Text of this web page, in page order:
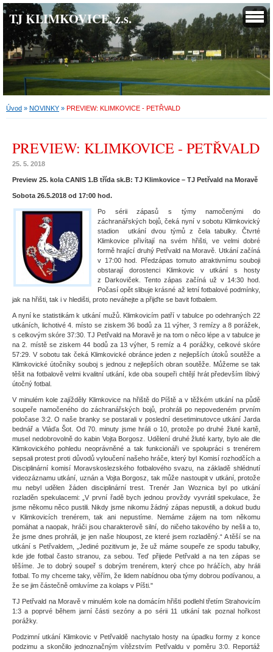
TJ KLIMKOVICE, z.s.
Úvod » NOVINKY » PREVIEW: KLIMKOVICE - PETŘVALD
PREVIEW: KLIMKOVICE - PETŘVALD
25. 5. 2018
Preview 25. kola CANIS 1.B třída sk.B: TJ Klimkovice – TJ Petřvald na Moravě
Sobota 26.5.2018 od 17:00 hod.
Po sérii zápasů s týmy namočenými do
záchranářských bojů, čeká nyní v sobotu Klimkovický
stadion utkání dvou týmů z čela tabulky. Čtvrté
Klimkovice přivítají na svém hřišti, ve velmi dobré
formě hrající druhý Petřvald na Moravě. Utkání začíná
v 17:00 hod. Předzápas tomuto atraktivnímu souboji
obstarají dorostenci Klimkovic v utkání s hosty
z Darkoviček. Tento zápas začíná už v 14:30 hod.
Počasí opět slibuje krásné až letní fotbalové podmínky,
jak na hřišti, tak i v hledišti, proto neváhejte a přijďte se bavit fotbalem.
A nyní ke statistikám k utkání mužů. Klimkovicím patří v tabulce po odehraných 22
utkáních, lichotivé 4. místo se ziskem 36 bodů za 11 výher, 3 remízy a 8 porážek,
s celkovým skóre 37:30. TJ Petřvald na Moravě je na tom o něco lépe a v tabulce je
na 2. místě se ziskem 44 bodů za 13 výher, 5 remíz a 4 porážky, celkové skóre
57:29. V sobotu tak čeká Klimkovické obránce jeden z nejlepších útoků soutěže a
Klimkovické útočníky souboj s jednou z nejlepších obran soutěže. Můžeme se tak
těšit na fotbalově velmi kvalitní utkání, kde oba soupeři chtějí hrát především líbivý
útočný fotbal.
V minulém kole zajížděly Klimkovice na hřiště do Píště a v těžkém utkání na půdě
soupeře namočeného do záchranářských bojů, prohráli po nepovedeném prvním
poločase 3:2. O naše branky se postarali v poslední desetiminutovce utkání Jarda
bednář a Vláďa Šot. Od 70. minuty jsme hráli o 10, protože po druhé žluté kartě,
musel nedobrovolně do kabin Vojta Borgosz. Udělení druhé žluté karty, bylo ale dle
Klimkovického pohledu neoprávněné a tak funkcionáři ve spolupráci s trenérem
sepsali protest proti důvodů vyloučení našeho hráče, který byl Komisí rozhodčích a
Disciplinární komisí Moravskoslezského fotbalového svazu, na základě shlédnutí
videozáznamu utkání, uznán a Vojta Borgosz, tak může nastoupit v utkání, protože
mu nebyl udělen žáden disciplinární trest. Trenér Jan Woznica byl po utkání
rozladěn spekulacemi: „V první řadě bych jednou provždy vyvrátil spekulace, že
jsme někomu něco pustili. Nikdy jsme nikomu žádný zápas nepustili, a dokud budu
v Klimkovicích trenérem, tak ani nepustíme. Nemáme zájem na tom někomu
pomáhat a naopak, hráči jsou charakterově silní, do ničeho takového by nešli a to,
že jsme dnes prohráli, je jen naše hloupost, ze které jsem rozladěný.“ A těší se na
utkání s Petřvaldem, „Jediné pozitivum je, že už máme soupeře ze spodu tabulky,
kde jde fotbal často stranou, za sebou. Teď přijede Petřvald a na ten zápas se
těšíme. Je to dobrý soupeř s dobrým trenérem, který chce po hráčích, aby hráli
fotbal. To my chceme taky, věřím, že lidem nabídnou oba týmy dobrou podívanou, a
že se jim částečně omluvíme za kolaps v Píšti."
TJ Petřvald na Moravě v minulém kole na domácím hřišti podlehl třetím Strahovicím
1:3 a poprvé během jarní části sezóny a po sérii 11 utkání tak poznal hořkost
porážky.
Podzimní utkání Klimkovic v Petřvaldě nachytalo hosty na úpadku formy z konce
podzimu a skončilo jednoznačným vítězstvím Petřvaldu v poměru 3:0. Reportáž